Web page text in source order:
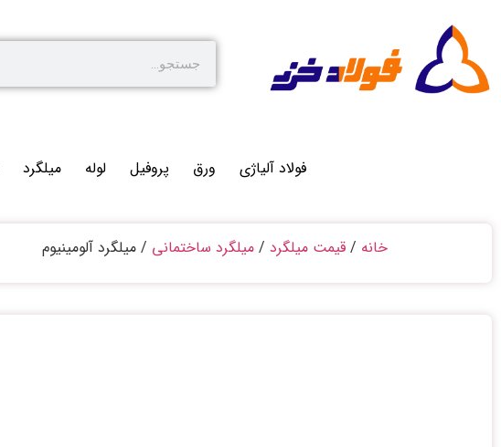
فولاد آلیاژی ورق پروفیل لوله میلگرد
خانه / قیمت میلگرد / میلگرد ساختمانی / میلگرد آلومینیوم